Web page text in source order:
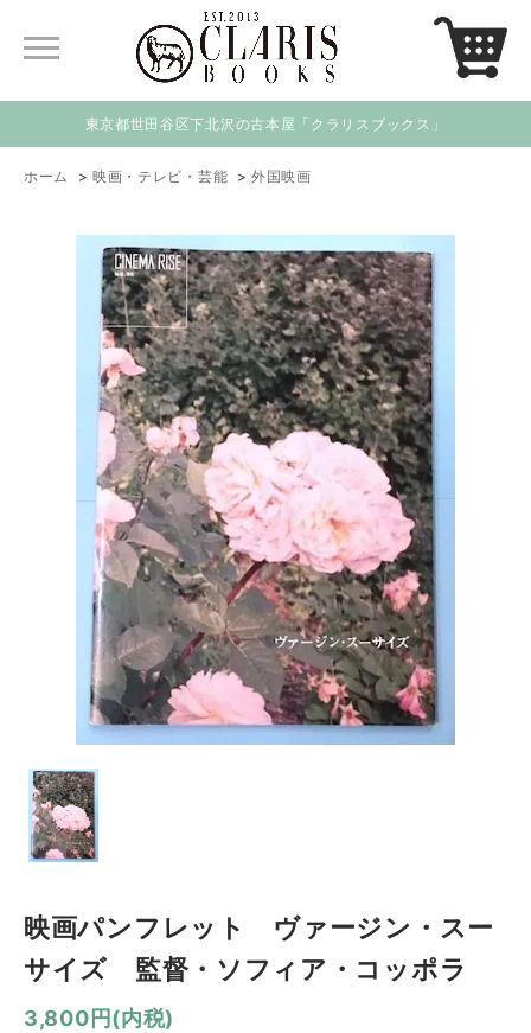
東京都世田谷区下北沢の古本屋「クラリスブックス」
ホーム > 映画・テレビ・芸能 >外国映画
映画パンフレット ヴァージン・スー
サイズ 監督・ソフィア・コッポラ
3,800円(内税)